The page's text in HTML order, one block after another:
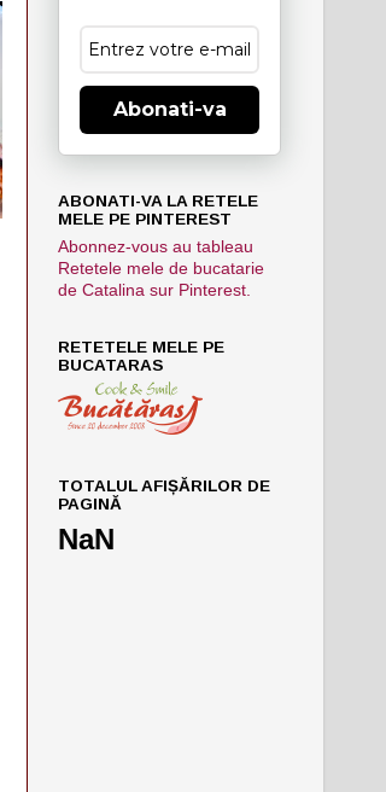
Abonati-va
ABONATI-VA LA RETELE
MELE PE PINTEREST
Abonnez-vous au tableau
Retetele mele de bucatarie
de Catalina sur Pinterest.
RETETELE MELE PE
BUCATARAS
TOTALUL AFIȘĂRILOR DE
PAGINĂ
NaN